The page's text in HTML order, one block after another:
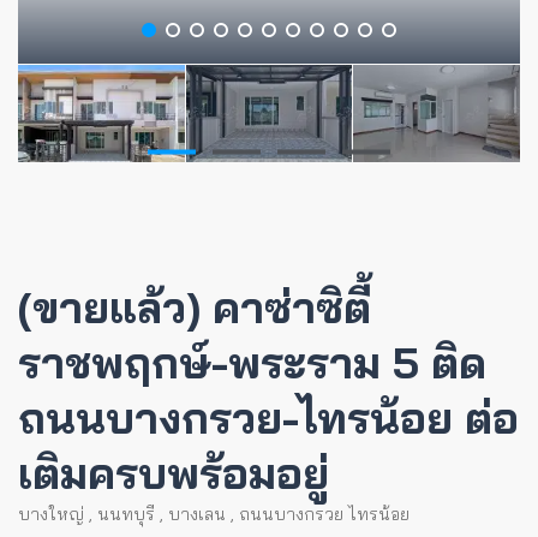
(ขายแล้ว) คาซ่าซิตี้
ราชพฤกษ์-พระราม 5 ติด
ถนนบางกรวย-ไทรน้อย ต่อ
เติมครบพร้อมอยู่
บางใหญ่ , นนทบุรี , บางเลน , ถนนบางกรวย ไทรน้อย